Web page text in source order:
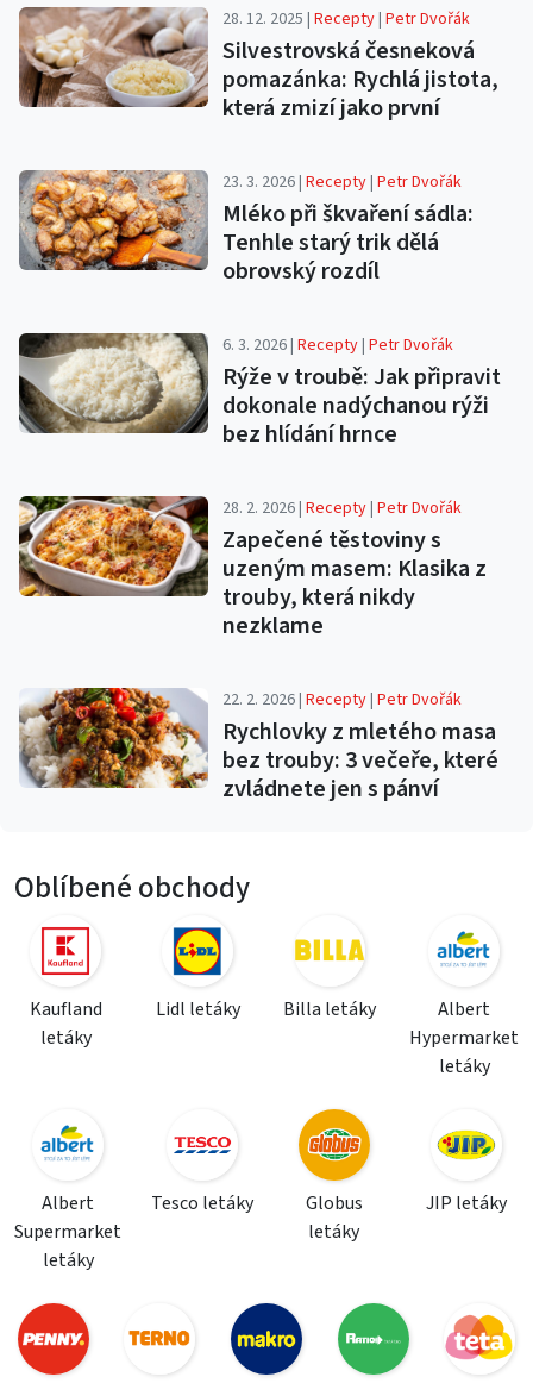
28. 12. 2025 |Recepty|Petr Dvořák
Silvestrovská česneková
pomazánka: Rychlá jistota,
která zmizí jako první
23. 3. 2026 |Recepty|Petr Dvořák
Mléko při škvaření sádla:
Tenhle starý trik dělá
obrovský rozdíl
6. 3. 2026 |Recepty|Petr Dvořák
Rýže v troubě: Jak připravit
dokonale nadýchanou rýži
bez hlídání hrnce
28. 2. 2026 |Recepty|Petr Dvořák
Zapečené těstoviny s
uzeným masem: Klasika z
trouby, která nikdy
nezklame
22. 2. 2026 |Recepty|Petr Dvořák
Rychlovky z mletého masa
bez trouby: 3 večeře, které
zvládnete jen s pánví
Oblíbené obchody
Kaufland
letáky
Lidl letáky Billa letáky
Albert
Hypermarket
letáky
Albert
Supermarket
letáky
Tesco letáky
Globus
letáky
JIP letáky